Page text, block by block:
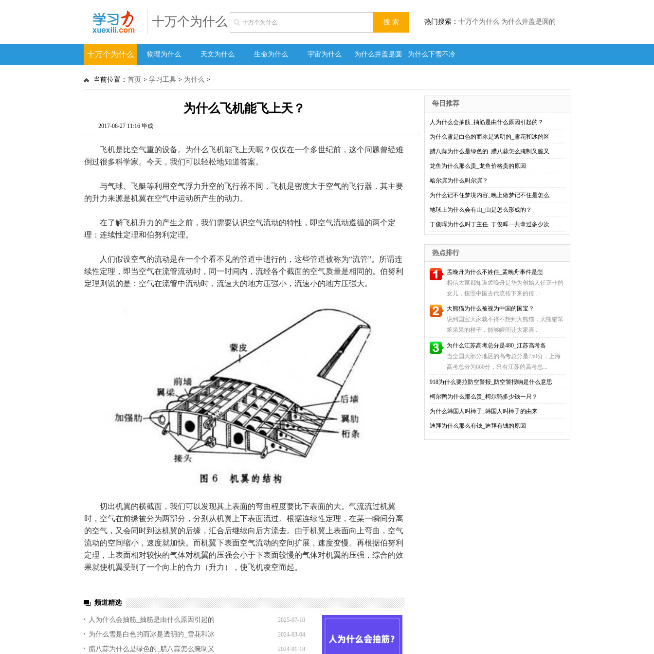
十万个为什么 热门搜索： 十万个为什么 为什么井盖是圆的
十万个为什么 物理为什么 天文为什么 生命为什么 宇宙为什么 为什么井盖是圆 为什么下雪不冷
当前位置： 首页 > 学习工具 > 为什么 >
为什么飞机能飞上天？
2017-08-27 11:16 毕成
飞机是比空气重的设备。为什么飞机能飞上天呢？仅仅在一个多世纪前，这个问题曾经难
倒过很多科学家。今天，我们可以轻松地知道答案。
与气球、飞艇等利用空气浮力升空的飞行器不同，飞机是密度大于空气的飞行器，其主要
的升力来源是机翼在空气中运动所产生的动力。
在了解飞机升力的产生之前，我们需要认识空气流动的特性，即空气流动遵循的两个定
理：连续性定理和伯努利定理。
人们假设空气的流动是在一个个看不见的管道中进行的，这些管道被称为“流管”。所谓连
续性定理，即当空气在流管流动时，同一时间内，流经各个截面的空气质量是相同的。伯努利
定理则说的是：空气在流管中流动时，流速大的地方压强小，流速小的地方压强大。
切出机翼的横截面，我们可以发现其上表面的弯曲程度要比下表面的大。气流流过机翼
时，空气在前缘被分为两部分，分别从机翼上下表面流过。根据连续性定理，在某一瞬间分离
的空气，又会同时到达机翼的后缘，汇合后继续向后方流去。由于机翼上表面向上弯曲，空气
流动的空间缩小，速度就加快。而机翼下表面空气流动的空间扩展，速度变慢。再根据伯努利
定理，上表面相对较快的气体对机翼的压强会小于下表面较慢的气体对机翼的压强，综合的效
果就使机翼受到了一个向上的合力（升力），使飞机凌空而起。
频道精选
人为什么会抽筋_抽筋是由什么原因引起的 2025-07-10
22:41:10
为什么雪是白色的而冰是透明的_雪花和冰 2024-03-04
10:21:52
腊八蒜为什么是绿色的_腊八蒜怎么腌制又 2024-01-18
每日推荐
人为什么会抽筋_抽筋是由什么原因引起的？
为什么雪是白色的而冰是透明的_雪花和冰的区
腊八蒜为什么是绿色的_腊八蒜怎么腌制又脆又
龙鱼为什么那么贵_龙鱼价格贵的原因
哈尔滨为什么叫尔滨？
为什么记不住梦境内容_晚上做梦记不住是怎么
地球上为什么会有山_山是怎么形成的？
丁俊晖为什么叫丁主任_丁俊晖一共拿过多少次
热点排行
孟晚舟为什么不姓任_孟晚舟事件是怎
相信大家都知道孟晚舟是华为创始人任正非的
女儿，按照中国古代流传下来的传...
大熊猫为什么被视为中国的国宝？
说到国宝大家就不得不想到大熊猫，大熊猫笨
笨呆呆的样子，能够瞬间让大家喜...
为什么江苏高考总分是480_江苏高考各
当全国大部分地区的高考总分是750分，上海
高考总分为660分，只有江苏的高考总...
918为什么要拉防空警报_防空警报响是什么意思
柯尔鸭为什么那么贵_柯尔鸭多少钱一只？
为什么韩国人叫棒子_韩国人叫棒子的由来
迪拜为什么那么有钱_迪拜有钱的原因